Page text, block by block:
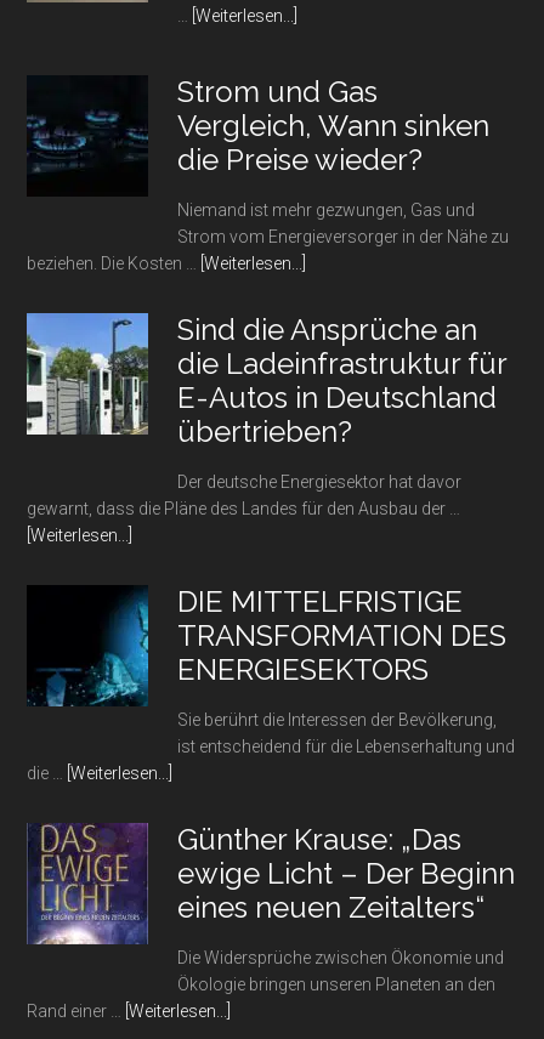
[Weiterlesen...]
Alles
rund
den
Pufferspeicher
für
die
Strom und Gas
Vergleich, Wann sinken
die Preise wieder?
Niemand ist mehr gezwungen, Gas und
Strom vom Energieversorger in der Nähe zu
beziehen. Die Kosten …
[Weiterlesen...]
Strom
und
Gas
Vergleich,
sinken
die
Sind die Ansprüche an
die Ladeinfrastruktur für
E-Autos in Deutschland
übertrieben?
Der deutsche Energiesektor hat davor
gewarnt, dass die Pläne des Landes für den Ausbau der …
[Weiterlesen...]
Plugin
Sind
die
Ansprüche
an
Ladeinfrastruktur
für
Autos
in
Deutschland
übertrieben?
DIE MITTELFRISTIGE
TRANSFORMATION DES
ENERGIESEKTORS
Sie berührt die Interessen der Bevölkerung,
ist entscheidend für die Lebenserhaltung und
die …
[Weiterlesen...]
Plugin
DIE
MITTELFRISTIGE
TRANSFORMATION
ENERGIESEKTORS
Günther Krause: „Das
ewige Licht – Der Beginn
eines neuen Zeitalters“
Die Widersprüche zwischen Ökonomie und
Ökologie bringen unseren Planeten an den
Rand einer …
[Weiterlesen...]